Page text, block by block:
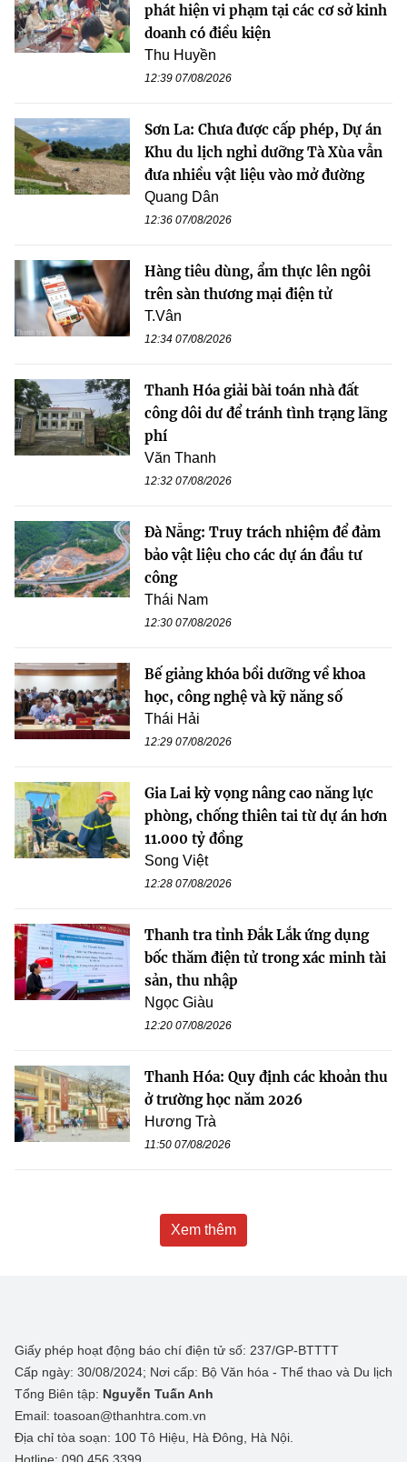
phát hiện vi phạm tại các cơ sở kinh
doanh có điều kiện
Thu Huyền
12:39 07/08/2026
Sơn La: Chưa được cấp phép, Dự án
Khu du lịch nghỉ dưỡng Tà Xùa vẫn
đưa nhiều vật liệu vào mở đường
Quang Dân
12:36 07/08/2026
Hàng tiêu dùng, ẩm thực lên ngôi
trên sàn thương mại điện tử
T.Vân
12:34 07/08/2026
Thanh Hóa giải bài toán nhà đất
công dôi dư để tránh tình trạng lãng
phí
Văn Thanh
12:32 07/08/2026
Đà Nẵng: Truy trách nhiệm để đảm
bảo vật liệu cho các dự án đầu tư
công
Thái Nam
12:30 07/08/2026
Bế giảng khóa bồi dưỡng về khoa
học, công nghệ và kỹ năng số
Thái Hải
12:29 07/08/2026
Gia Lai kỳ vọng nâng cao năng lực
phòng, chống thiên tai từ dự án hơn
11.000 tỷ đồng
Song Việt
12:28 07/08/2026
Thanh tra tỉnh Đắk Lắk ứng dụng
bốc thăm điện tử trong xác minh tài
sản, thu nhập
Ngọc Giàu
12:20 07/08/2026
Thanh Hóa: Quy định các khoản thu
ở trường học năm 2026
Hương Trà
11:50 07/08/2026
Xem thêm
Giấy phép hoạt động báo chí điện tử số: 237/GP-BTTTT
Cấp ngày: 30/08/2024; Nơi cấp: Bộ Văn hóa - Thể thao và Du lịch
Tổng Biên tập: Nguyễn Tuấn Anh
Email: toasoan@thanhtra.com.vn
Địa chỉ tòa soạn: 100 Tô Hiệu, Hà Đông, Hà Nội.
Hotline: 090.456.3399